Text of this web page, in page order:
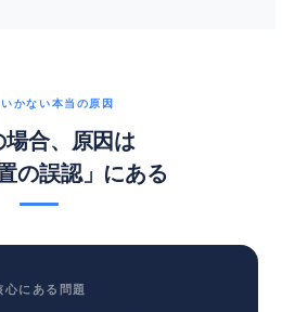
かない本当の原因
場合、原因は
の誤認」にある
心にある問題